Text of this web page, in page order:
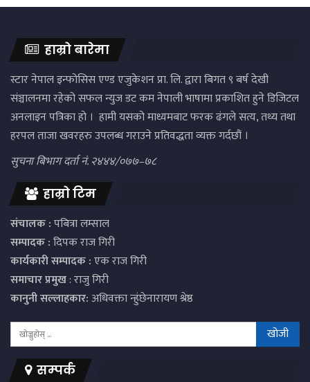
हाम्रो बारेमा
स्टार नेपाल इन्फोसिस एण्ड एजुकेशन प्रा. लि. द्वारा बिगत ९ बर्ष देखी
संञ्चालनमा रहेको सफल न्युज डट कम नेपाली भाषामा प्रकाशित हुने डिजिटल
अनलाइन पत्रिका हो । हामी यसको माध्यमबाट फरक ढंगले सत्य, तथ्य तथा
हरपल ताजा खवरहरु उपलब्ध गराउने प्रतिवद्धता व्यक्त गर्दछौं ।
सुचना बिभाग दर्ता नं. २४४४/०७७–७८
हाम्रो टिम
संचालक :पबित्रा लम्साल
सम्पादक :दिपक राज गिरी
कार्यकारी सम्पादक :एक राज गिरी
समाचार प्रमुख: राजु गिरी
कानुनी सल्लाहकार:अधिवक्ता न्हुंछेनारायण श्रेष्ठ
सम्पर्क